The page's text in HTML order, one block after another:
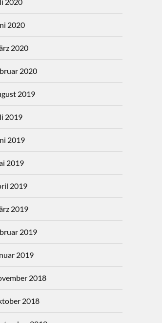
2020
2020
2020
2019
2019
2019
2019
2019
2019
2019
2019
2018
2018